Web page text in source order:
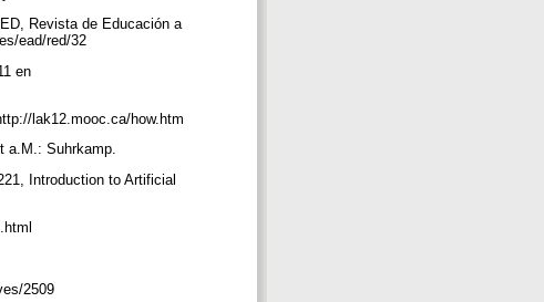
Revista de Educación a
ead/red/32
en
lak12.mooc.ca/how.htm
a.M.: Suhrkamp.
Introduction to Artificial
2509